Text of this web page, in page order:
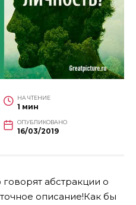
НА ЧТЕНИЕ
1 мин
ОПУБЛИКОВАНО
16/03/2019
говорят абстракции о
описание!Как бы